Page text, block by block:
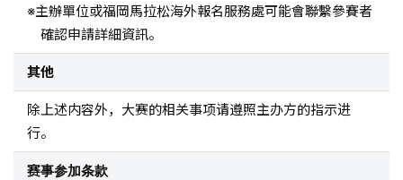
主辦單位或福岡馬拉松海外報名服務處可能會聯繫參賽者
確認申請詳細資訊。
其他
除上述内容外，大赛的相关事项请遵照主办方的指示进
行。
赛事参加条款